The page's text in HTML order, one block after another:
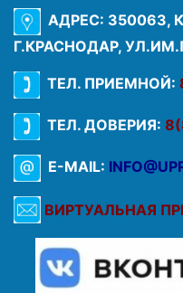
АДРЕС: 350063,
Г.КРАСНОДАР,
ТЕЛ. ПРИЕМНОЙ:
ТЕЛ. ДОВЕРИЯ:
E-MAIL:
ВИРТУАЛЬНАЯ